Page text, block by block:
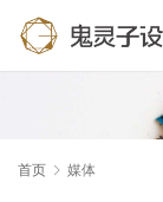
首页 媒体